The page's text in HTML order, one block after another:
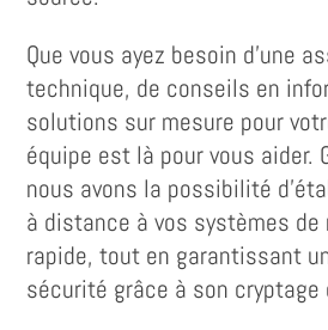
Que vous ayez besoin d’une
technique, de conseils en
solutions sur mesure pour
équipe est là pour vous aider.
nous avons la possibilité
à distance à vos systèmes
rapide, tout en garantissant
sécurité grâce à son cryptage